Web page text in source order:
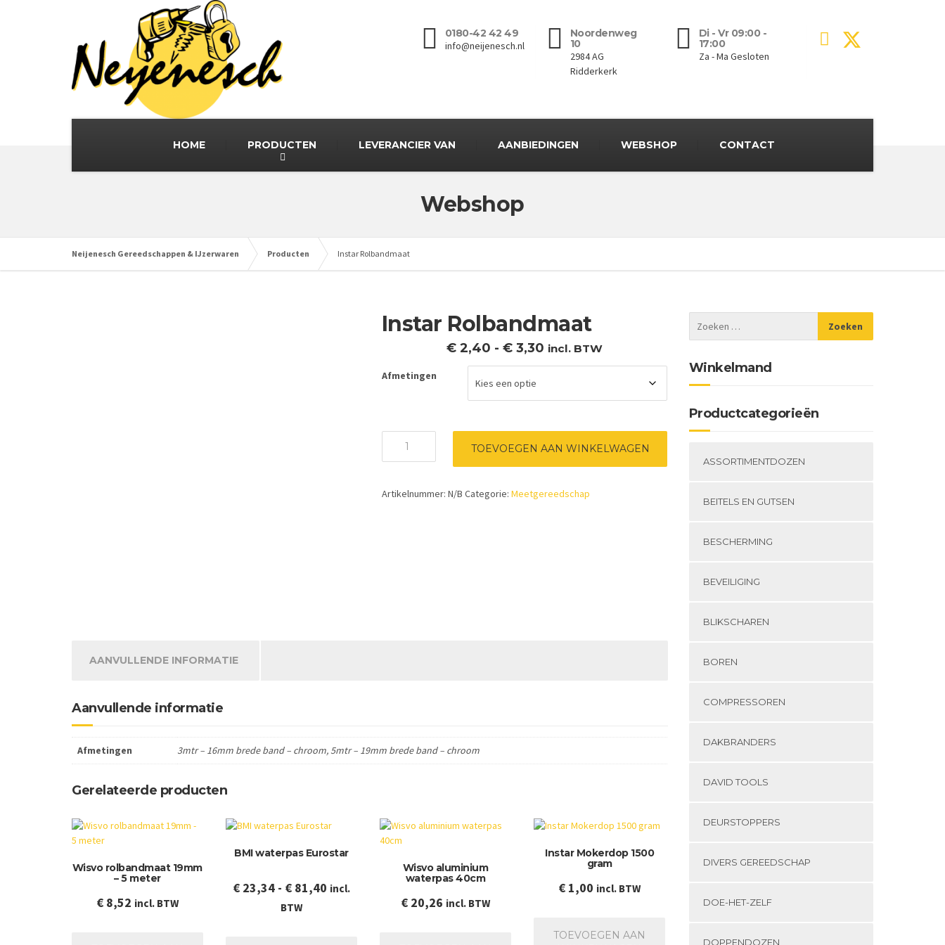
0180-42 42 49
info@neijenesch.nl
Noordenweg
10
2984 AG
Ridderkerk
Di - Vr 09:00 -
17:00
Za - Ma Gesloten
HOME PRODUCTEN LEVERANCIER VAN AANBIEDINGEN WEBSHOP CONTACT
Webshop
Neijenesch Gereedschappen & IJzerwaren Producten Instar Rolbandmaat
Instar Rolbandmaat
€ 2,40 - € 3,30 Prijsklasse:
€ 2,40
€ 3,30
incl. BTW
Afmetingen
Rolbandmaat
TOEVOEGEN AAN WINKELWAGEN
Artikelnummer: N/B Categorie: Meetgereedschap
AANVULLENDE INFORMATIE
Aanvullende informatie
Afmetingen 3mtr – 16mm brede band – chroom, 5mtr – 19mm brede band – chroom
Gerelateerde producten
Wisvo rolbandmaat 19mm
– 5 meter
€8,52 incl. BTW
BMI waterpas Eurostar
€23,34 - €81,40Prijsklasse:
incl.
BTW
Wisvo aluminium
waterpas 40cm
€ 20,26 incl. BTW
Instar Mokerdop 1500
gram
€ 1,00 incl. BTW
TOEVOEGEN AAN
Winkelmand
Productcategorieën
ASSORTIMENTDOZEN
BEITELS EN GUTSEN
BESCHERMING
BEVEILIGING
BLIKSCHAREN
BOREN
COMPRESSOREN
DAKBRANDERS
DAVID TOOLS
DEURSTOPPERS
DIVERS GEREEDSCHAP
DOE-HET-ZELF
DOPPENDOZEN